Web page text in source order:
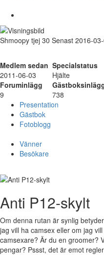
Shmoopy tjej 30 Senast 2016-
Medlem sedan Specialstatus
2011-06-03
Hjälte
Foruminlägg
9
738
Presentation
Gästbok
Fotoblogg
Vänner
Besökare
Anti P12-skylt
Om denna rutan är synlig
jag vill ha camsex eller om jag
camsexare? Är du en groomer?
pengar? Pssst, det är emot